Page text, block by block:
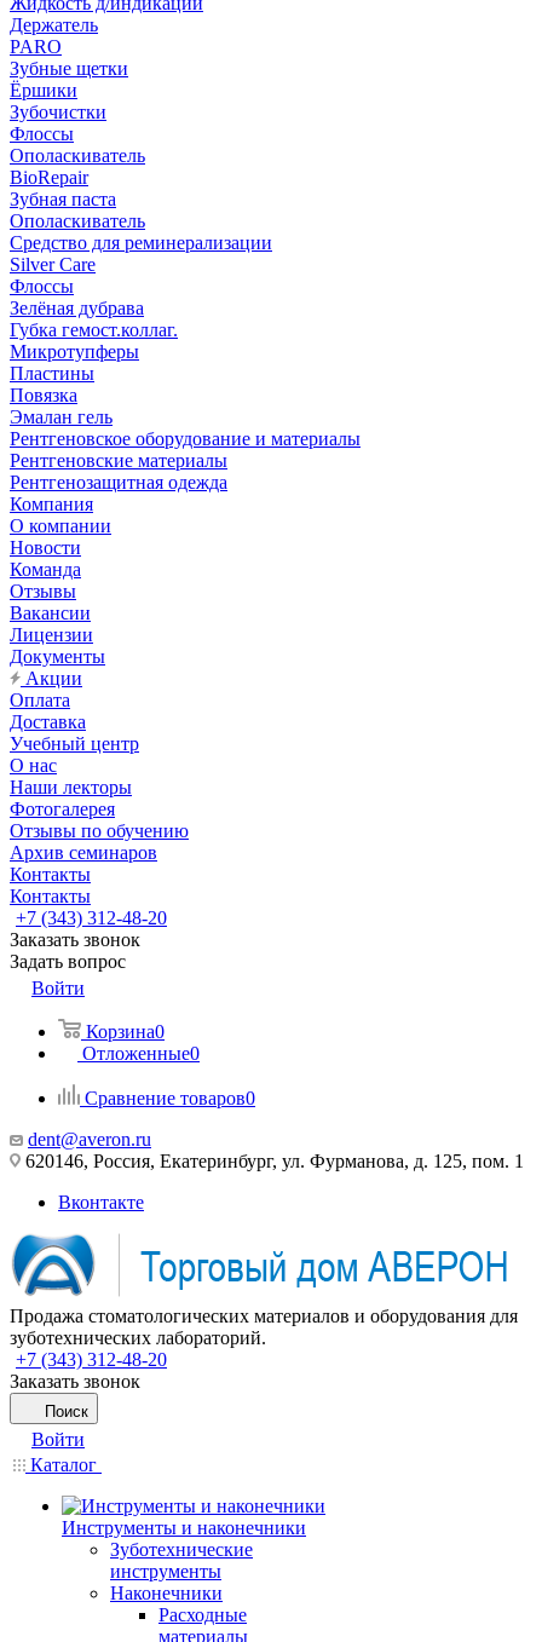
Держатель
PARO
Зубные щетки
Ёршики
Зубочистки
Флоссы
Ополаскиватель
BioRepair
Зубная паста
Ополаскиватель
Средство для реминерализации
Silver Care
Флоссы
Зелёная дубрава
Губка гемост.коллаг.
Микротупферы
Пластины
Повязка
Эмалан гель
Рентгеновское оборудование и материалы
Рентгеновские материалы
Рентгенозащитная одежда
Компания
О компании
Новости
Команда
Отзывы
Вакансии
Лицензии
Документы
Акции
Оплата
Доставка
Учебный центр
О нас
Наши лекторы
Фотогалерея
Отзывы по обучению
Архив семинаров
Контакты
Контакты
+7 (343) 312-48-20
Заказать звонок
Задать вопрос
Войти
Корзина0
Отложенные0
Сравнение товаров0
dent@averon.ru
620146, Россия, Екатеринбург, ул. Фурманова, д. 125, пом. 1
Вконтакте
Продажа стоматологических материалов и оборудования для
зуботехнических лабораторий.
+7 (343) 312-48-20
Заказать звонок
Поиск
Войти
Каталог
Инструменты и наконечники
Зуботехнические
инструменты
Наконечники
Расходные
материалы